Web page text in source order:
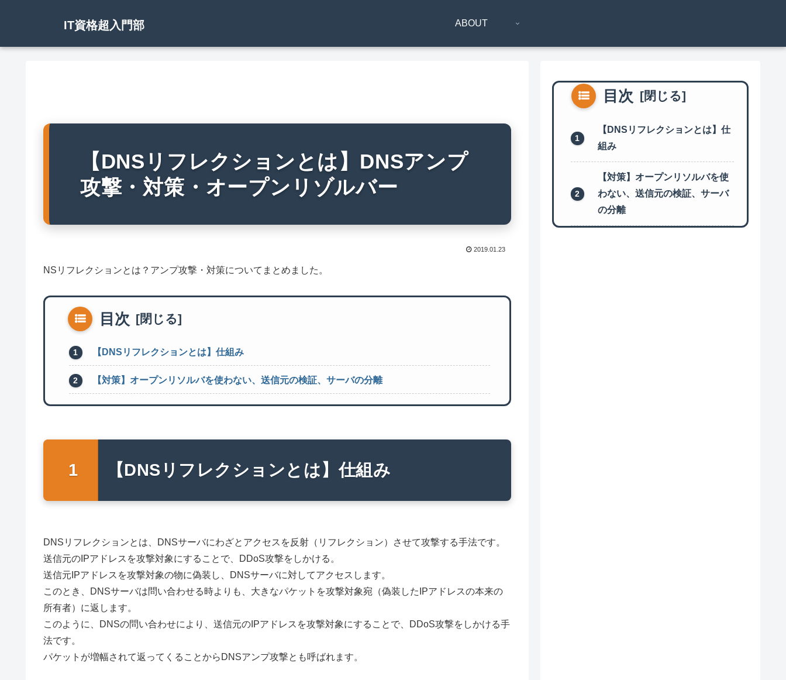
IT資格超入門部 ABOUT
【DNSリフレクションとは】DNSアンプ
攻撃・対策・オープンリゾルバー
2019.01.23
NSリフレクションとは？アンプ攻撃・対策についてまとめました。
目次
【DNSリフレクションとは】仕組み
【対策】オープンリソルバを使わない、送信元の検証、サーバの分離
【DNSリフレクションとは】仕組み
DNSリフレクションとは、DNSサーバにわざとアクセスを反射（リフレクション）させて攻撃する手法です。
送信元のIPアドレスを攻撃対象にすることで、DDoS攻撃をしかける。
送信元IPアドレスを攻撃対象の物に偽装し、DNSサーバに対してアクセスします。
このとき、DNSサーバは問い合わせる時よりも、大きなパケットを攻撃対象宛（偽装したIPアドレスの本来の
所有者）に返します。
このように、DNSの問い合わせにより、送信元のIPアドレスを攻撃対象にすることで、DDoS攻撃をしかける手
法です。
パケットが増幅されて返ってくることからDNSアンプ攻撃とも呼ばれます。
目次
【DNSリフレクションとは】仕
組み
【対策】オープンリソルバを使
わない、送信元の検証、サーバ
の分離